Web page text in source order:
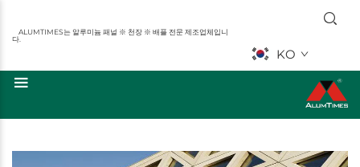
ALUMTIMES는 알루미늄 패널 ※ 천장 ※ 배플 전문 제조업체입니
다.
KO